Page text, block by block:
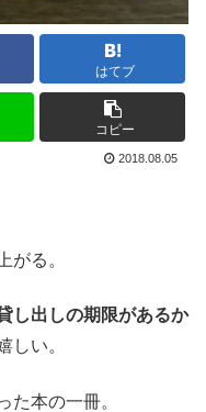
はてブ
コピー
2018.08.05
がる。
し出しの期限があるか
しい。
た本の一冊。